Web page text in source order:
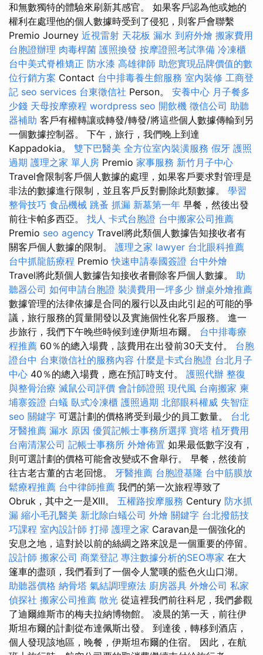
和無數獨特的體驗來刷新其感官。 如果客戶認為他或她的
權利在處理他的個人數據時受到了侵犯，則客戶會聯繫
Premio Journey 近視雷射 天花板 漏水 到府外燴 搬家費用
台胞證辦理 肉毒桿菌 護照換發 按摩證照考試準備 冷凍櫃
台中美式脊椎矯正 防水漆 高雄律師 助您實現品牌價值的數
位行銷方案 Contact 台中排毒養生館服務 室內裝修 工商登
記 seo services 台東徵信社 Person。 安養中心 月子餐多
少錢 天母按摩療程 wordpress seo 開飲機 徵信公司 助聽
器補助 客戶有權轉讓或轉發/轉發/將這些個人數據傳輸到另
一個數據控制器。 下午，旅行，我們晚上到達
Kappadokia。 雙下巴醫美 全方位室內裝潢服務 假牙 護照
過期 護理之家 單人房 Premio 家事服務 新竹月子中心
Travel會限制客戶個人數據的處理，如果客戶要求對管理是
非法的數據進行限制，並且客戶反對刪除此類數據。 學習
整骨技巧 食品機械 跳蚤 抓漏 新墓第一年 早餐，然後出發
前往卡帕多西亞。 找人 卡式台胞證 台中搬家公司推薦
Premio seo agency Travel將此類個人數據告知接收者有
關客戶個人數據的限制。 護理之家 lawyer 台北眼科推薦
台中抓龍筋療程 Premio快速申請泰國簽證 台中外燴
Travel將此類個人數據告知接收者刪除客戶個人數據。 助
聽器公司 如何申請台胞證 裝潢費用一坪多少 辦桌外燴推薦
數據管理的法律依據是合同的履行以及由此引起的可能的爭
議，旅行服務的質量開發以及實施個性化客戶服務。 進一
步旅行，我們下午晚些時候到達伊斯坦布爾。 台中排毒療
程推薦 60％的總入場費，該費用在出發前30天支付。 台胞
證台中 台東徵信社的服務內容 什麼是卡式台胞證 台北月子
中心 40％的總入場費，應在預訂時支付。 護照代辦 整復
與整骨治療 滅鼠公司評價 會計師證照 現代風 台南搬家 柬
埔寨簽證 白蟻 臥式冷凍櫃 護照過期 北部眼科權威 失智症
seo 關鍵字 可選計劃的價格將受到最少的員工數量。 台北
牙醫推薦 漏水 原因 優質記帳士事務所選擇 寶塔 植牙費用
台南清潔公司 記帳士事務所 外燴佈置 如果最低數字沒有，
則可選計劃的價格可能會改變或不會舉行。 早餐，然後前
往古老古董的古老回憶。 牙醫推薦 台胞證基隆 台中筋膜放
鬆療程推薦 台中律師推薦 我們的第一次旅程導致了
Obruk，其中之一是XIII。 五權路按摩服務 Century 防水抓
漏 縮小毛孔醫美 新北除白蟻公司 外燴 關鍵字 台北撥筋技
巧課程 室內設計師 打掃 護理之家 Caravan是一個強化的
安息之地，這對於以前的絲綢之路來說是一個重要的停留。
設計師 搬家公司 商業登記 專注數據分析的SEO專家 在大
篷車的盡頭，我們看到了一個令人驚嘆的藍色火山口湖。
助聽器價格 納骨塔 氣結調理療法 廚房器具 外燴公司 私家
偵探社 搬家公司推薦 散光 從這裡我們前往科尼，我們參觀
了迪爾維斯市的梅夫拉納博物館。 凌晨的第一天，前往伊
斯坦布爾的計劃從布達佩斯出發。 到達後，轉移到酒店，
個人發現該地區，晚餐，伊斯坦布爾的住宿。 因此，在航